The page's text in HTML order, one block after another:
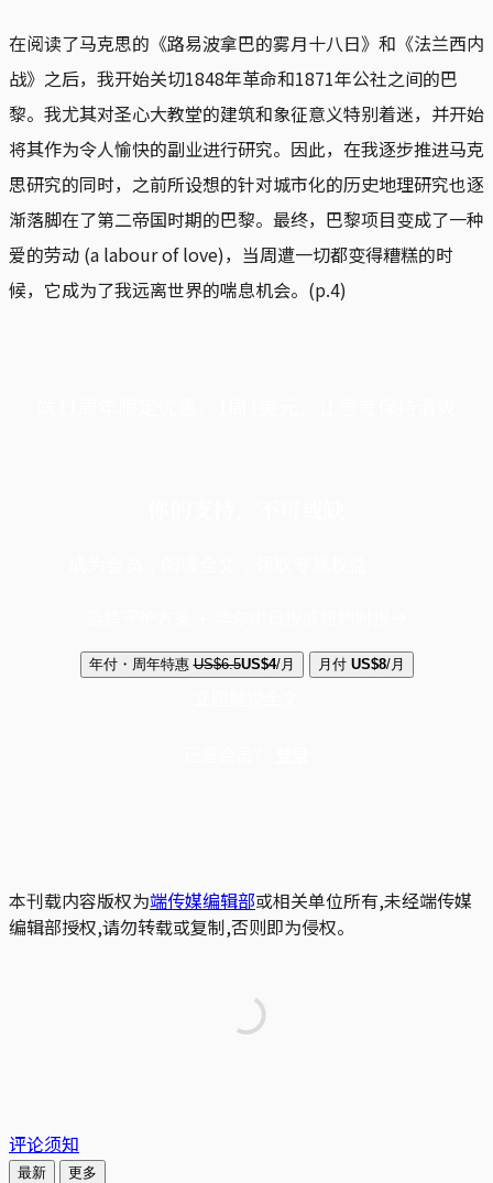
在阅读了马克思的《路易波拿巴的雾月十八日》和《法兰西内
战》之后，我开始关切1848年革命和1871年公社之间的巴
黎。我尤其对圣心大教堂的建筑和象征意义特别着迷，并开始
将其作为令人愉快的副业进行研究。因此，在我逐步推进马克
思研究的同时，之前所设想的针对城市化的历史地理研究也逐
渐落脚在了第二帝国时期的巴黎。最终，巴黎项目变成了一种
爱的劳动 (a labour of love)，当周遭一切都变得糟糕的时
候，它成为了我远离世界的喘息机会。(p.4)
年付・周年特惠 US$6.5US$4/月 月付 US$8/月
本刊载内容版权为端传媒编辑部或相关单位所有,未经端传媒
编辑部授权,请勿转载或复制,否则即为侵权。
评论须知
最新 更多